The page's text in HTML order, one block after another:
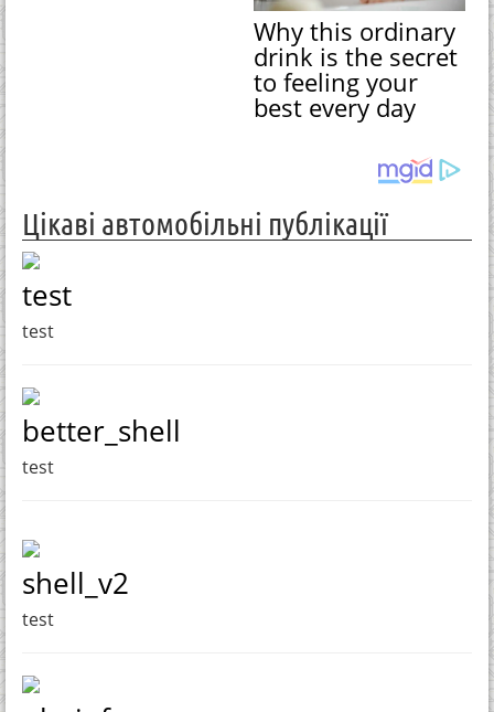
Why this ordinary
drink is the secret
to feeling your
best every day
Цікаві автомобільні публікації
test
test
better_shell
test
shell_v2
test